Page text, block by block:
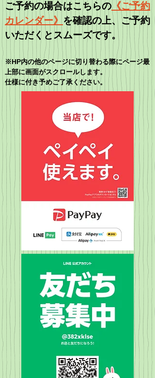
​ご予約の場合はこちらの 《ご予約
カレンダー》 を確認の上、 ご予約
いただくとスムーズです。
​​※HP内の他のページに切り替わる際にページ最
上部に画面がスクロールします。
​​仕様に付き予めご了承ください。